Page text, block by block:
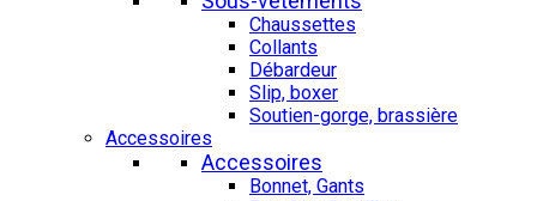
Chaussettes
Collants
Débardeur
Slip, boxer
Soutien-gorge, brassière
Accessoires
Accessoires
Bonnet, Gants